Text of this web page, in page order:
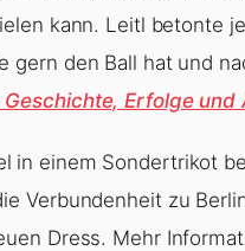
kann. Leitl betonte
gern den Ball hat und
Geschichte, Erfolge und
in einem Sondertrikot
Verbundenheit zu
Dress. Mehr